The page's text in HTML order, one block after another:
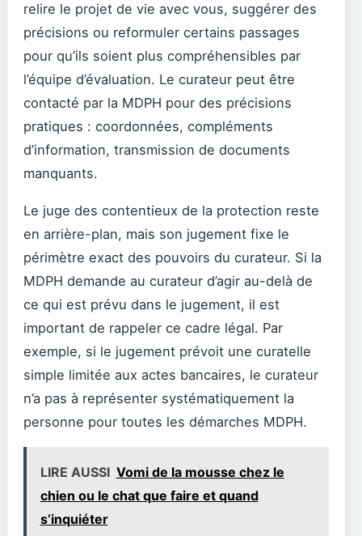
relire le projet de vie avec vous, suggérer des
précisions ou reformuler certains passages
pour qu’ils soient plus compréhensibles par
l’équipe d’évaluation. Le curateur peut être
contacté par la MDPH pour des précisions
pratiques : coordonnées, compléments
d’information, transmission de documents
manquants.
Le juge des contentieux de la protection reste
en arrière-plan, mais son jugement fixe le
périmètre exact des pouvoirs du curateur. Si la
MDPH demande au curateur d’agir au-delà de
ce qui est prévu dans le jugement, il est
important de rappeler ce cadre légal. Par
exemple, si le jugement prévoit une curatelle
simple limitée aux actes bancaires, le curateur
n’a pas à représenter systématiquement la
personne pour toutes les démarches MDPH.
LIRE AUSSI Vomi de la mousse chez le
chien ou le chat que faire et quand
s’inquiéter